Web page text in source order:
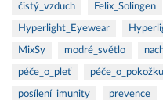
čistý_vzduch Felix_Solingen
Hyperlight_Eyewear
MixSy modré_světlo
péče_o_pleť péče_o_pokožku
posílení_imunity prevence